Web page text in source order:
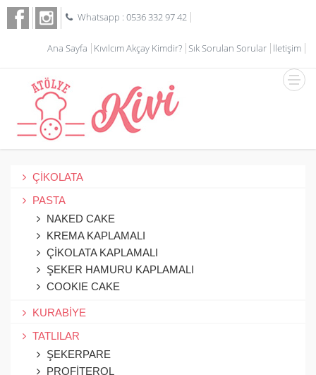
Whatsapp : 0536 332 97 42
Ana Sayfa Kıvılcım Akçay Kimdir? Sık Sorulan Sorular İletişim
ÇİKOLATA
PASTA
NAKED CAKE
KREMA KAPLAMALI
ÇİKOLATA KAPLAMALI
ŞEKER HAMURU KAPLAMALI
COOKIE CAKE
KURABİYE
TATLILAR
ŞEKERPARE
PROFİTEROL